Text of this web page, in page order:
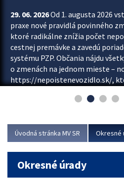
29. 06. 2026Od 1. augusta 2026
praxe nové pravidlá povinného
ktoré radikálne znížia počet
cestnej premávke a zavedú
systému PZP. Občania nájdu
o zmenách na jednom mieste –
https://nepoistenevozidlo.sk/,
asociácie poisťovní (SLASPO) a
Viac
Úvodná stránka MV SR Okresné
Okresné úrady